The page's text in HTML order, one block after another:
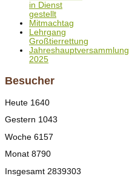
in Dienst
gestellt
Mitmachtag
Lehrgang
Großtierrettung
Jahreshauptversammlung
2025
Besucher
Heute 1640
Gestern 1043
Woche 6157
Monat 8790
Insgesamt 2839303